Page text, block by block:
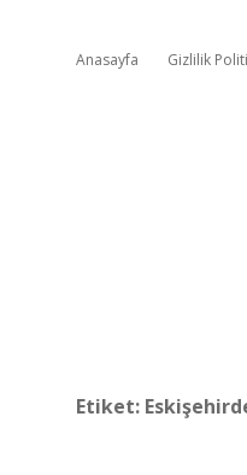
Anasayfa Gizlilik
Etiket: